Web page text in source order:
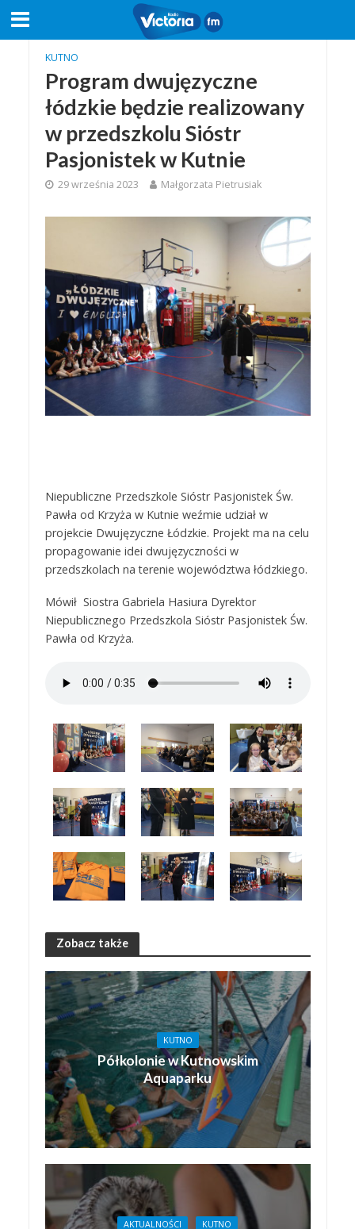
KUTNO
Program dwujęzyczne
łódzkie będzie realizowany
w przedszkolu Sióstr
Pasjonistek w Kutnie
29 września 2023 Małgorzata Pietrusiak
Niepubliczne Przedszkole Sióstr Pasjonistek Św.
Pawła od Krzyża w Kutnie weźmie udział w
projekcie Dwujęzyczne Łódzkie. Projekt ma na celu
propagowanie idei dwujęzyczności w
przedszkolach na terenie województwa łódzkiego.
Mówił Siostra Gabriela Hasiura Dyrektor
Niepublicznego Przedszkola Sióstr Pasjonistek Św.
Pawła od Krzyża.
Zobacz także
KUTNO
Półkolonie w Kutnowskim
Aquaparku
AKTUALNOŚCI KUTNO